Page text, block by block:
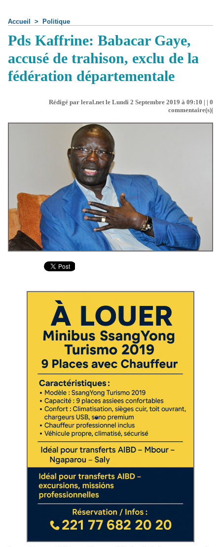
Accueil > Politique
Pds Kaffrine: Babacar Gaye,
accusé de trahison, exclu de la
fédération départementale
Rédigé par leral.net le Lundi 2 Septembre 2019 à 09:10 | | 0
commentaire(s)|